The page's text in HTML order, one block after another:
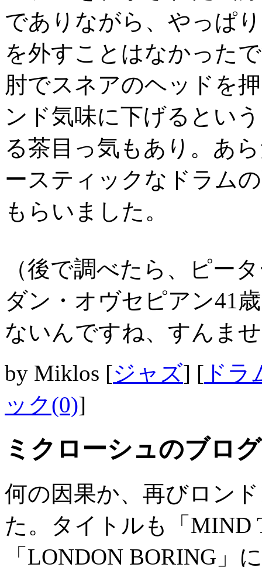
でありながら、やっぱ
を外すことはなかった
肘でスネアのヘッドを
ンド気味に下げるとい
る茶目っ気もあり。あ
ースティックなドラム
もらいました。
（後で調べたら、ピー
ダン・オヴセピアン41
ないんですね、すんま
by Miklos [ジャズ] [ ドラ
ック(0)]
ミクローシュのブログ
何の因果か、再びロン
た。タイトルも「MIND
「LONDON BORING